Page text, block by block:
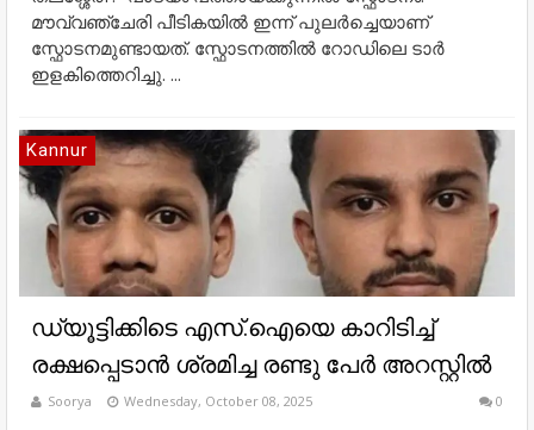
മൗവ്വഞ്ചേരി പീടികയിൽ ഇന്ന് പുലർച്ചെയാണ്
സ്ഫോടനമുണ്ടായത്. സ്ഫോടനത്തിൽ റോഡിലെ ടാർ
ഇളകിത്തെറിച്ചു. ...
Kannur
ഡ്യൂട്ടിക്കിടെ എസ്.ഐയെ കാറിടിച്ച്
രക്ഷപ്പെടാൻ ശ്രമിച്ച രണ്ടു പേർ അറസ്റ്റിൽ
Soorya Wednesday, October 08, 2025 0